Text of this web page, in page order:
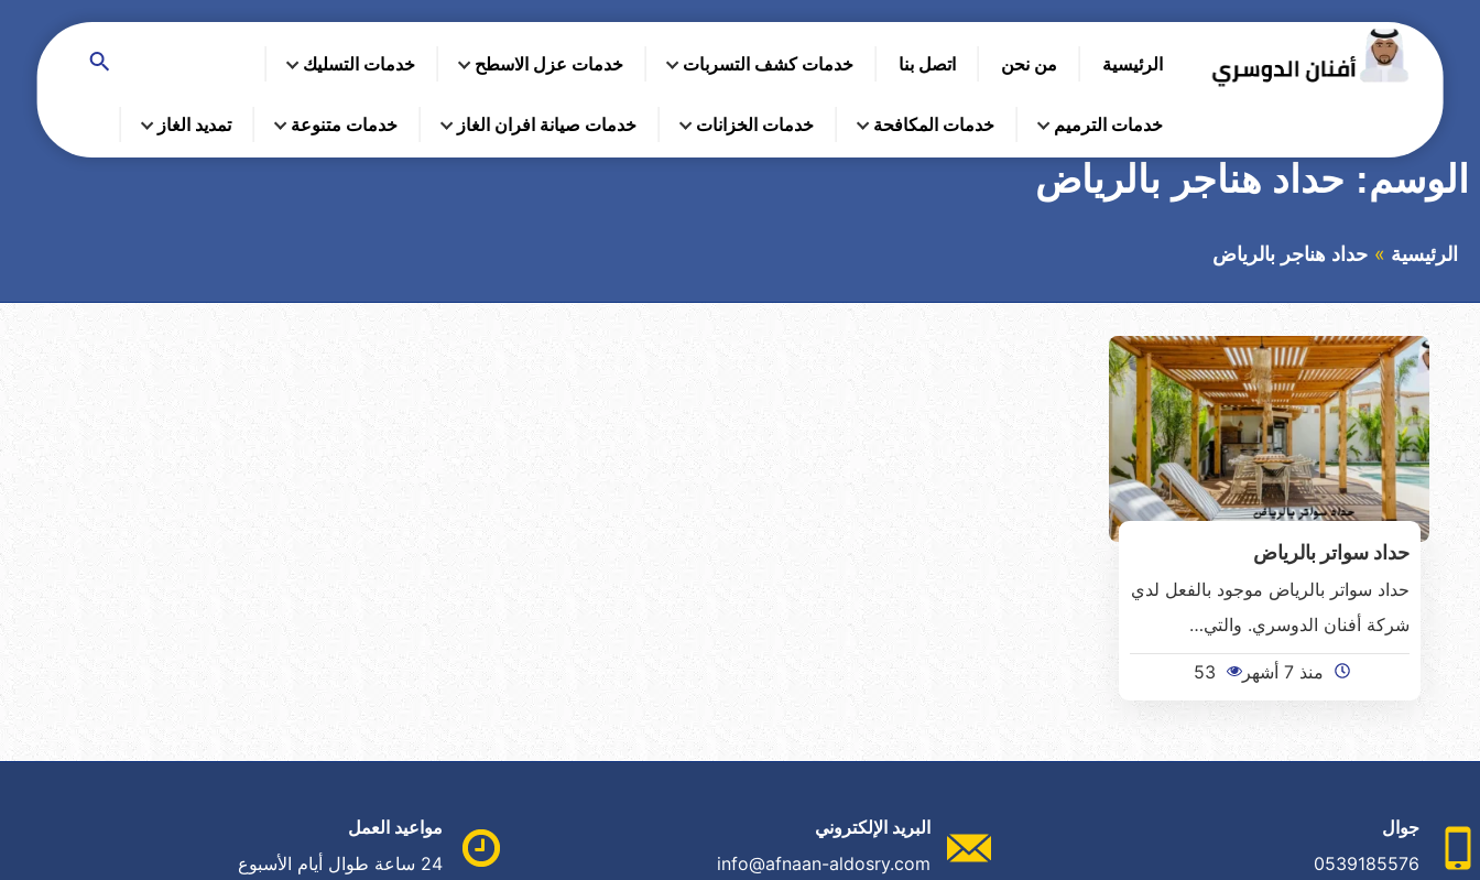
الرئيسية من نحن اتصل بنا خدمات كشف التسربات خدمات عزل الاسطح خدمات التسليك
خدمات الترميم خدمات المكافحة خدمات الخزانات خدمات صيانة افران الغاز خدمات متنوعة تمديد الغاز
الوسم: حداد هناجر بالرياض
الرئيسية حداد هناجر بالرياض
حداد سواتر بالرياض
حداد سواتر بالرياض موجود بالفعل لدي
شركة أفنان الدوسري. والتي…
منذ 7 أشهر 53
جوال
0539185576
البريد الإلكتروني
info@afnaan-aldosry.com
مواعيد العمل
24 ساعة طوال أيام الأسبوع